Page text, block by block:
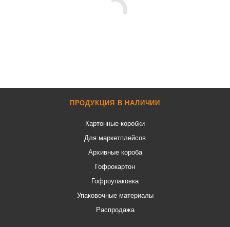
ПРОДУКЦИЯ В НАЛИЧИИ
Картонные коробки
Для маркетплейсов
Архивные короба
Гофрокартон
Гофроупаковка
Упаковочные материалы
Распродажа